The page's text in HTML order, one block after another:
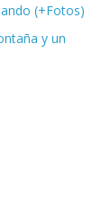
(+Fotos)
y un